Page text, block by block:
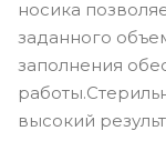
носика
заданного
заполнения
высокий